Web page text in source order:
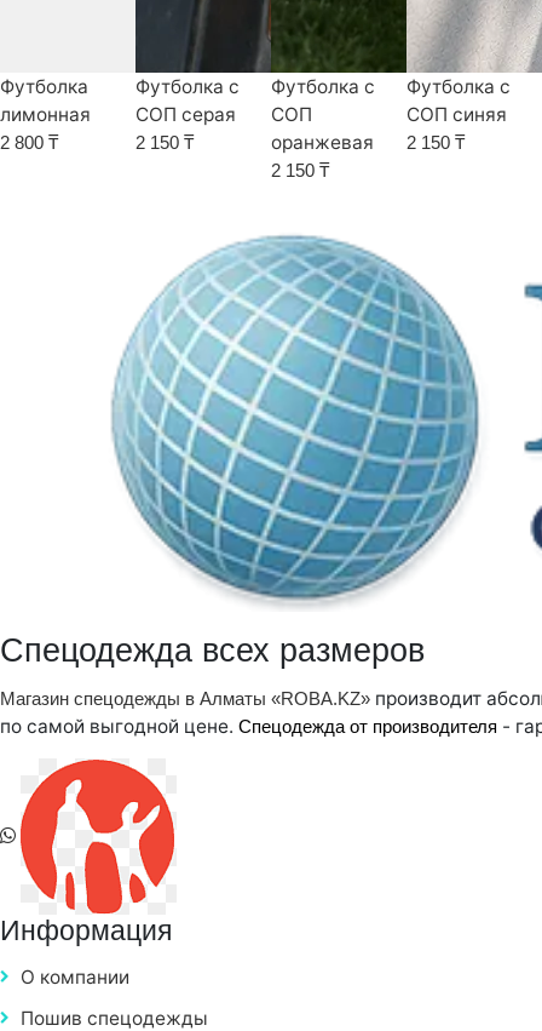
Футболка
лимонная
2 800 ₸
Футболка с
СОП серая
2 150 ₸
Футболка с
СОП
оранжевая
2 150 ₸
Футболка с
СОП синяя
2 150 ₸
Спецодежда всех размеров
Магазин спецодежды в Алматы «ROBA.KZ» производит
по самой выгодной цене. Спецодежда от производителя -
Информация
О компании
Пошив спецодежды